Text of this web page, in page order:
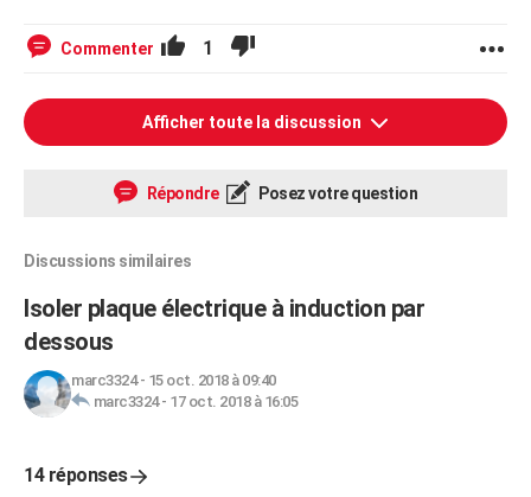
Commenter 1
Afficher toute la discussion
Répondre Posez votre question
Discussions similaires
Isoler plaque électrique à induction par
dessous
marc3324- 15 oct. 2018 à 09:40
marc3324- 17 oct. 2018 à 16:05
14 réponses